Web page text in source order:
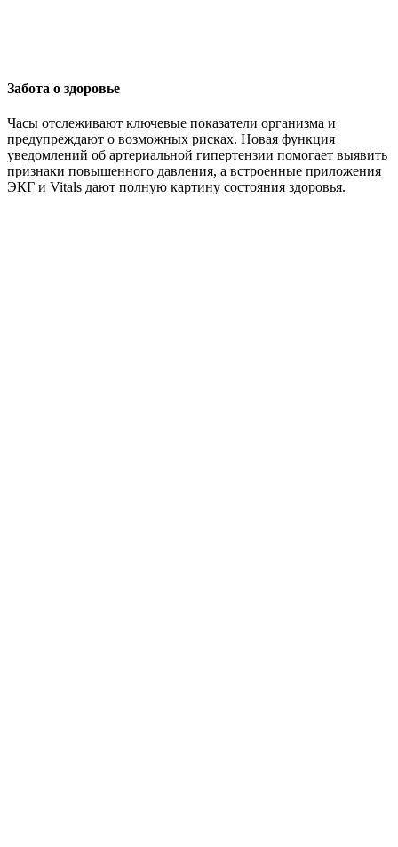
Забота о здоровье
Часы отслеживают ключевые показатели организма и
предупреждают о возможных рисках. Новая функция
уведомлений об артериальной гипертензии помогает выявить
признаки повышенного давления, а встроенные приложения
ЭКГ и Vitals дают полную картину состояния здоровья.